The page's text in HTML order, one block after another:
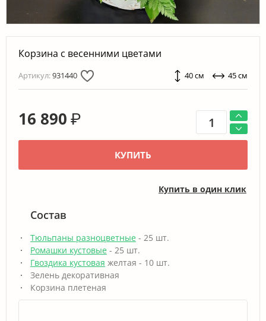
Корзина с весенними цветами
Артикул:931440 40 см 45 см
16 890 ₽
КУПИТЬ
Купить в один клик
Состав
Тюльпаны разноцветные - 25 шт.
Ромашки кустовые - 25 шт.
Гвоздика кустовая желтая - 10 шт.
Зелень декоративная
Корзина плетеная